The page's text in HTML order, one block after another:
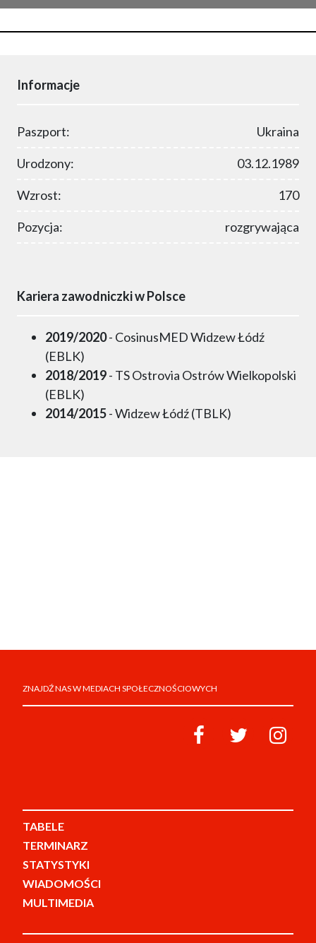
Informacje
Paszport: Ukraina
Urodzony: 03.12.1989
Wzrost: 170
Pozycja: rozgrywająca
Kariera zawodniczki w Polsce
2019/2020- CosinusMED Widzew Łódź
(EBLK)
2018/2019- TS Ostrovia Ostrów Wielkopolski
(EBLK)
2014/2015- Widzew Łódź (TBLK)
ZNAJDŹ NAS W MEDIACH SPOŁECZNOŚCIOWYCH
TABELE
TERMINARZ
STATYSTYKI
WIADOMOŚCI
MULTIMEDIA